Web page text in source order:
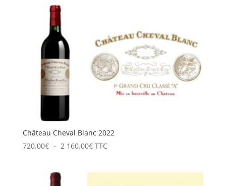
167.20€
Château Cheval Blanc 2022
720.00€ – 2 160.00€Plage
TTC